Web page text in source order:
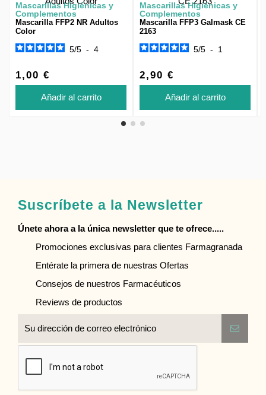
Mascarillas Higiénicas y
Complementos
Mascarilla FFP2 NR Adultos
Color
5/5 - 4
1,00 €
Añadir al carrito
Mascarillas Higiénicas y
Complementos
Mascarilla FFP3 Galmask CE
2163
5/5 - 1
2,90 €
Añadir al carrito
Suscríbete a la Newsletter
Únete ahora a la única newsletter que te ofrece.....
Promociones exclusivas para clientes Farmagranada
Entérate la primera de nuestras Ofertas
Consejos de nuestros Farmacéuticos
Reviews de productos